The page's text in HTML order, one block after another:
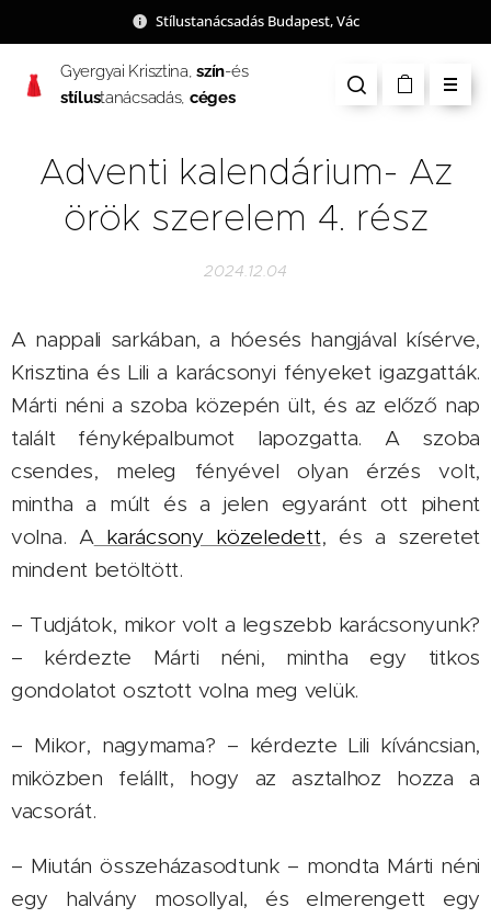
Stílustanácsadás Budapest, Vác
Gyergyai Krisztina, szín-és
stílustanácsadás, céges
Adventi kalendárium- Az
örök szerelem 4. rész
2024.12.04
A nappali sarkában, a hóesés hangjával kísérve,
Krisztina és Lili a karácsonyi fényeket igazgatták.
Márti néni a szoba közepén ült, és az előző nap
talált fényképalbumot lapozgatta. A szoba
csendes, meleg fényével olyan érzés volt,
mintha a múlt és a jelen egyaránt ott pihent
volna. Akarácsony közeledett, és a szeretet
mindent betöltött.
– Tudjátok, mikor volt a legszebb karácsonyunk?
– kérdezte Márti néni, mintha egy titkos
gondolatot osztott volna meg velük.
– Mikor, nagymama? – kérdezte Lili kíváncsian,
miközben felállt, hogy az asztalhoz hozza a
vacsorát.
– Miután összeházasodtunk – mondta Márti néni
egy halvány mosollyal, és elmerengett egy